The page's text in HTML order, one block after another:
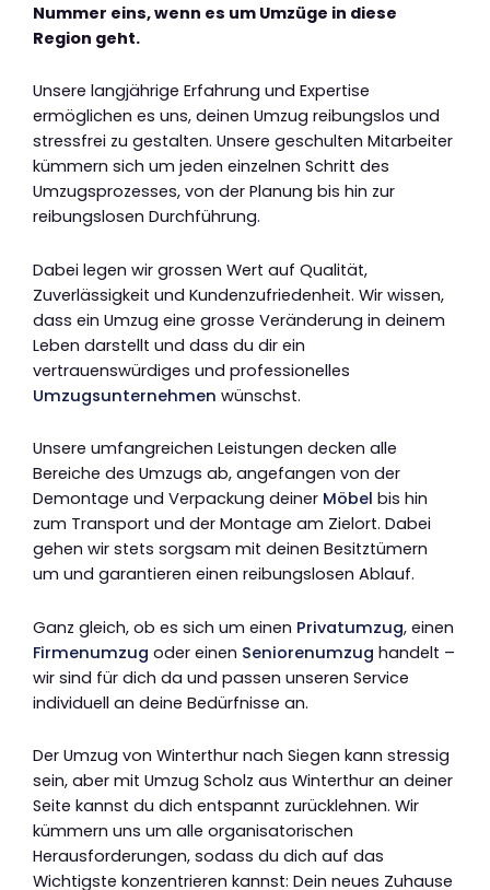
Nummer eins, wenn es um Umzüge in diese
Region geht.
Unsere langjährige Erfahrung und Expertise
ermöglichen es uns, deinen Umzug reibungslos und
stressfrei zu gestalten. Unsere geschulten Mitarbeiter
kümmern sich um jeden einzelnen Schritt des
Umzugsprozesses, von der Planung bis hin zur
reibungslosen Durchführung.
Dabei legen wir grossen Wert auf Qualität,
Zuverlässigkeit und Kundenzufriedenheit. Wir wissen,
dass ein Umzug eine grosse Veränderung in deinem
Leben darstellt und dass du dir ein
vertrauenswürdiges und professionelles
Umzugsunternehmen wünschst.
Unsere umfangreichen Leistungen decken alle
Bereiche des Umzugs ab, angefangen von der
Demontage und Verpackung deiner Möbel bis hin
zum Transport und der Montage am Zielort. Dabei
gehen wir stets sorgsam mit deinen Besitztümern
um und garantieren einen reibungslosen Ablauf.
Ganz gleich, ob es sich um einen Privatumzug, einen
Firmenumzug oder einen Seniorenumzug handelt –
wir sind für dich da und passen unseren Service
individuell an deine Bedürfnisse an.
Der Umzug von Winterthur nach Siegen kann stressig
sein, aber mit Umzug Scholz aus Winterthur an deiner
Seite kannst du dich entspannt zurücklehnen. Wir
kümmern uns um alle organisatorischen
Herausforderungen, sodass du dich auf das
Wichtigste konzentrieren kannst: Dein neues Zuhause